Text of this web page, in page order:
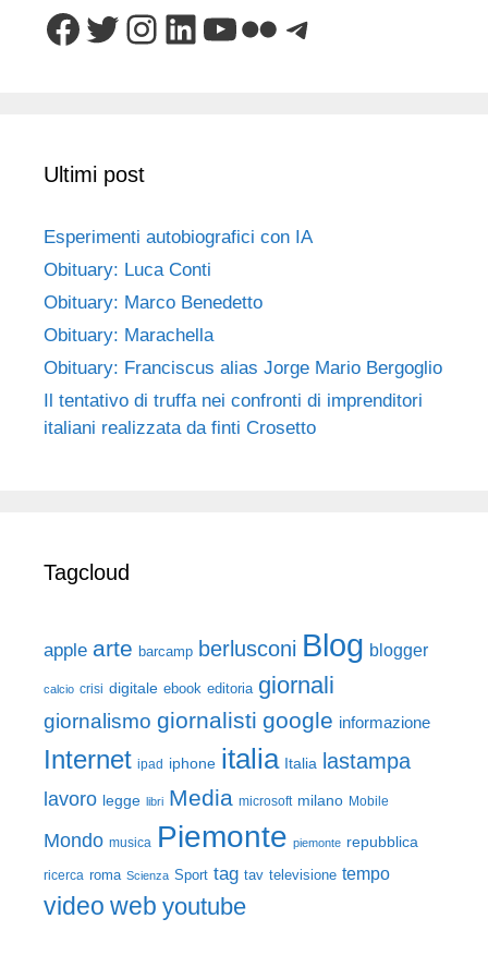
Facebook
Twitter
Instagram
LinkedIn
YouTube
FlickrTelegram
Ultimi post
Esperimenti autobiografici con IA
Obituary: Luca Conti
Obituary: Marco Benedetto
Obituary: Marachella
Obituary: Franciscus alias Jorge Mario Bergoglio
Il tentativo di truffa nei confronti di imprenditori
italiani realizzata da finti Crosetto
Tagcloud
apple arte barcamp berlusconi Blog blogger
calcio crisi digitale ebook editoria giornali
giornalismo giornalisti google informazione
Internet ipad iphone italia Italia lastampa
lavoro legge libri Media microsoft milano Mobile
Mondo musica Piemonte piemonte repubblica
ricerca roma Scienza Sport tag tav televisione tempo
video web youtube